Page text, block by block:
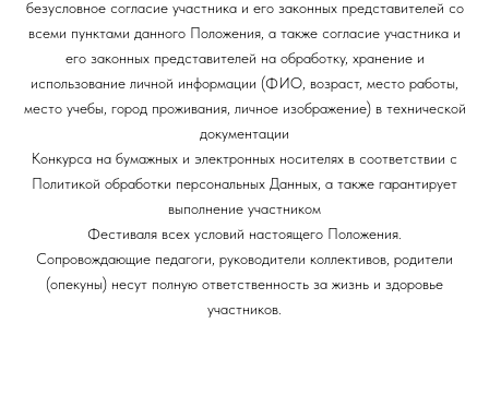
безусловное согласие участника и его законных представителей со
всеми пунктами данного Положения, а также согласие участника и
его законных представителей на обработку, хранение и
использование личной информации (ФИО, возраст, место работы,
место учебы, город проживания, личное изображение) в технической
документации
Конкурса на бумажных и электронных носителях в соответствии с
Политикой обработки персональных Данных, а также гарантирует
выполнение участником
Фестиваля всех условий настоящего Положения.
Сопровождающие педагоги, руководители коллективов, родители
(опекуны) несут полную ответственность за жизнь и здоровье
участников.